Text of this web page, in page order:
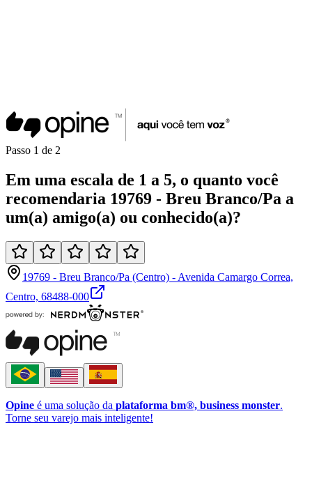
Passo 1 de 2
Em uma escala de 1 a 5, o quanto você
recomendaria 19769 - Breu Branco/Pa a
um(a) amigo(a) ou conhecido(a)?
19769 - Breu Branco/Pa (Centro) - Avenida Camargo Correa,
Centro, 68488-000
Opine é uma solução da plataforma bm®, business monster.
Torne seu varejo mais inteligente!